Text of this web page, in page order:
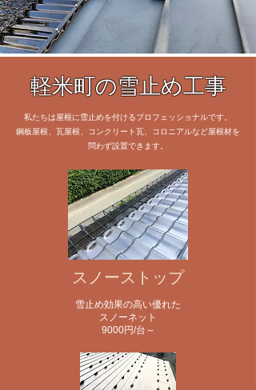
軽米町の雪止め工事
私たちは屋根に雪止めを付けるプロフェッショナルです。
鋼板屋根、瓦屋根、コンクリート瓦、コロニアルなど屋根材を
問わず設置できます。
スノーストップ
雪止め効果の高い優れた
スノーネット
​9000円/台～